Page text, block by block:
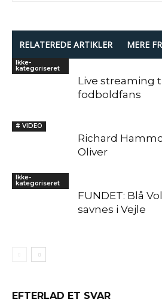
RELATEREDE ARTIKLER MERE
Ikke-
kategoriseret
Live streaming
fodboldfans
# VIDEO
Richard
Oliver
Ikke-
kategoriseret
FUNDET: Blå
savnes i Vejle
EFTERLAD ET SVAR